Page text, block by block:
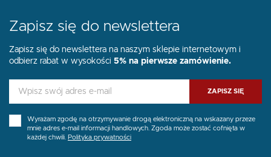
Zapisz się do newslettera
Zapisz się do newslettera na naszym sklepie internetowym i
odbierz rabat w wysokości 5% na pierwsze zamówienie.
ZAPISZ SIĘ
Wyrażam zgodę na otrzymywanie drogą elektroniczną na wskazany przeze
mnie adres e-mail informacji handlowych. Zgoda może zostać cofnięta w
każdej chwili. Polityka prywatności